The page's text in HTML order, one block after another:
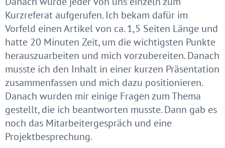
Kurzreferat aufgerufen. Ich bekam dafür im
Vorfeld einen Artikel von ca. 1,5 Seiten Länge und
hatte 20 Minuten Zeit, um die wichtigsten Punkte
herauszuarbeiten und mich vorzubereiten. Danach
musste ich den Inhalt in einer kurzen Präsentation
zusammenfassen und mich dazu positionieren.
Danach wurden mir einige Fragen zum Thema
gestellt, die ich beantworten musste. Dann gab es
noch das Mitarbeitergespräch und eine
Projektbesprechung.